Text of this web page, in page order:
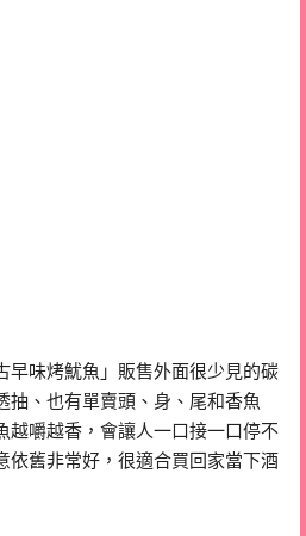
早味烤魷魚」販售外面很少見的碳
抽、也有單賣頭、身、尾和香魚
越嚼越香，會讓人一口接一口停不
依舊非常好，很適合買回家當下酒